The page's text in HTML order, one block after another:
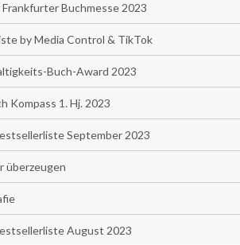
Buchmesse 2023
by Media Control & TikTok
Buch-Award 2023
Kompass 1. Hj. 2023
September 2023
überzeugen
August 2023